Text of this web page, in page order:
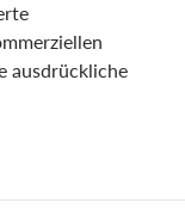
ausdrückliche